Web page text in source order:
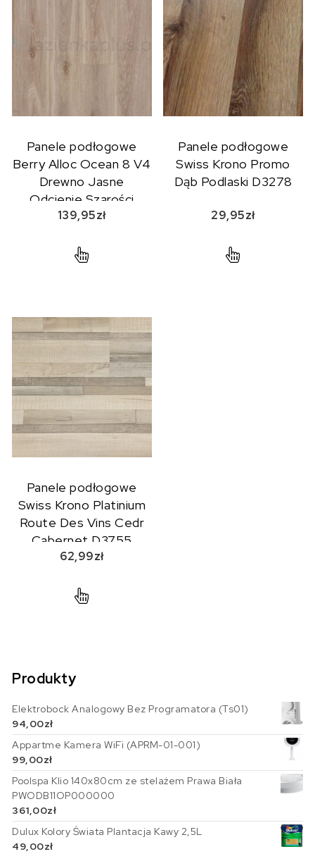
Panele podłogowe
Berry Alloc Ocean 8 V4
Drewno Jasne
Odcienie Szarości
62001955
139,95zł
Panele podłogowe
Swiss Krono Promo
Dąb Podlaski D3278
29,95zł
Panele podłogowe
Swiss Krono Platinium
Route Des Vins Cedr
Cabernet D3755
62,99zł
Produkty
Elektrobock Analogowy Bez Programatora (Ts01)
94,00zł
Appartme Kamera WiFi (APRM-01-001)
99,00zł
Poolspa Klio 140x80cm ze stelażem Prawa Biała
PWODB11OP000000
361,00zł
Dulux Kolory Świata Plantacja Kawy 2,5L
49,00zł